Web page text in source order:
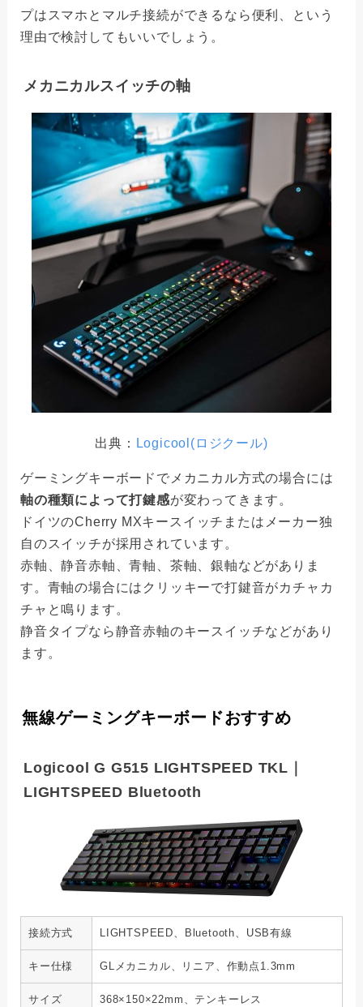
プはスマホとマルチ接続ができるなら便利、という
理由で検討してもいいでしょう。
メカニカルスイッチの軸
出典： Logicool(ロジクール)
ゲーミングキーボードでメカニカル方式の場合には
軸の種類によって打鍵感が変わってきます。
ドイツのCherry MXキースイッチまたはメーカー独
自のスイッチが採用されています。
赤軸、静音赤軸、青軸、茶軸、銀軸などがありま
す。青軸の場合にはクリッキーで打鍵音がカチャカ
チャと鳴ります。
静音タイプなら静音赤軸のキースイッチなどがあり
ます。
無線ゲーミングキーボードおすすめ
Logicool G G515 LIGHTSPEED TKL｜
LIGHTSPEED Bluetooth
接続方式 LIGHTSPEED、Bluetooth、USB有線
キー仕様 GLメカニカル、リニア、作動点1.3mm
サイズ 368×150×22mm、テンキーレス